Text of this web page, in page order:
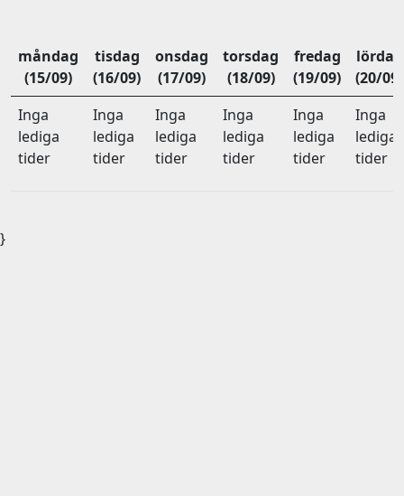
måndag
(15/09)
tisdag
(16/09)
onsdag
(17/09)
torsdag
(18/09)
fredag
(19/09)
lördag
(20/09)
Inga
lediga
tider
Inga
lediga
tider
Inga
lediga
tider
Inga
lediga
tider
Inga
lediga
tider
Inga
lediga
tider
}